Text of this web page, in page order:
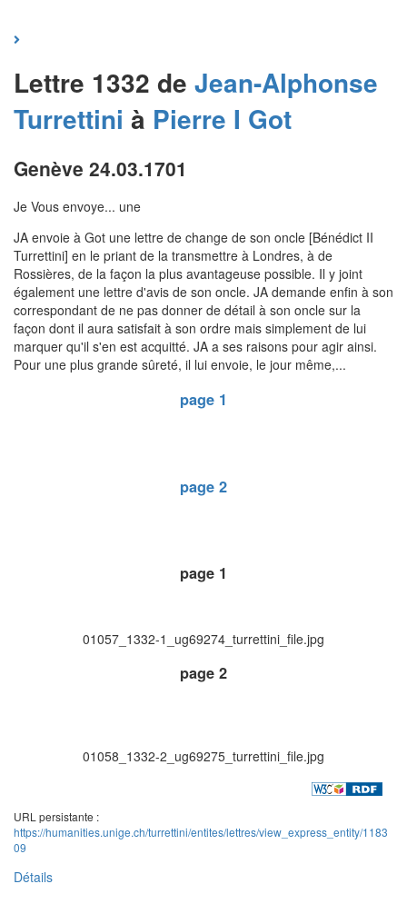
Lettre 1332 de Jean-Alphonse
Turrettini à Pierre I Got
Genève 24.03.1701
Je Vous envoye... une
JA envoie à Got une lettre de change de son oncle [Bénédict II
Turrettini] en le priant de la transmettre à Londres, à de
Rossières, de la façon la plus avantageuse possible. Il y joint
également une lettre d'avis de son oncle. JA demande enfin à son
correspondant de ne pas donner de détail à son oncle sur la
façon dont il aura satisfait à son ordre mais simplement de lui
marquer qu'il s'en est acquitté. JA a ses raisons pour agir ainsi.
Pour une plus grande sûreté, il lui envoie, le jour même,...
page 1
page 2
page 1
01057_1332-1_ug69274_turrettini_file.jpg
page 2
01058_1332-2_ug69275_turrettini_file.jpg
URL persistante :
https://humanities.unige.ch/turrettini/entites/lettres/view_express_entity/1183
09
Détails